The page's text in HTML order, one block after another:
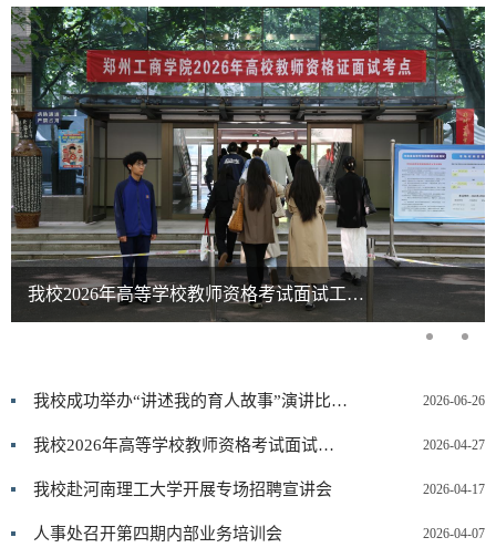
我校2026年高等学校教师资格考试面试工作圆满结束
2026-06-26
我校成功举办“讲述我的育人故事”演讲比赛总决赛暨师德主题教育
2026-04-27
我校2026年高等学校教师资格考试面试工作圆满结束
2026-04-17
我校赴河南理工大学开展专场招聘宣讲会
2026-04-07
人事处召开第四期内部业务培训会